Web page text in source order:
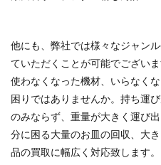
他にも、弊社では様々なジャン
ていただくことが可能でござい
使わなくなった機材、いらなく
困りではありませんか。持ち運
のみならず、重量が大きく運び
分に困る大量のお皿の回収、大
品の買取に幅広く対応致します。